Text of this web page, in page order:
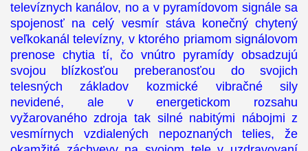
televíznych kanálov, no a v pyramídovom signále sa
spojenosť na celý vesmír stáva konečný chytený
veľkokanál televízny, v ktorého priamom signálovom
prenose chytia tí, čo vnútro pyramídy obsadzujú
svojou blízkosťou preberanosťou do svojich
telesných základov kozmické vibračné sily
nevidené, ale v energetickom rozsahu
vyžarovaného zdroja tak silné nabitými nábojmi z
vesmírnych vzdialených nepoznaných telies, že